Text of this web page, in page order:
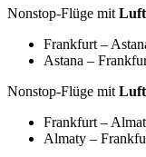
Nonstop-Flüge mit
Frankfurt –
Astana –
Nonstop-Flüge mit
Frankfurt –
Almaty –